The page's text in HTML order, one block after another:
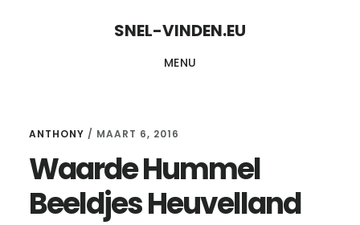
SNEL-VINDEN.EU
MENU
ANTHONY / MAART 6, 2016
Waarde Hummel
Beeldjes Heuvelland